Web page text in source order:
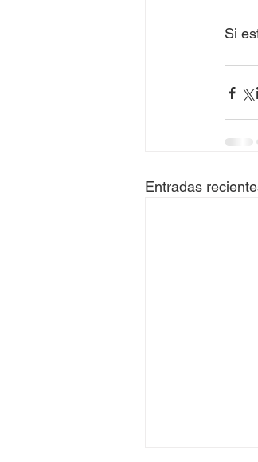
Si
Entradas